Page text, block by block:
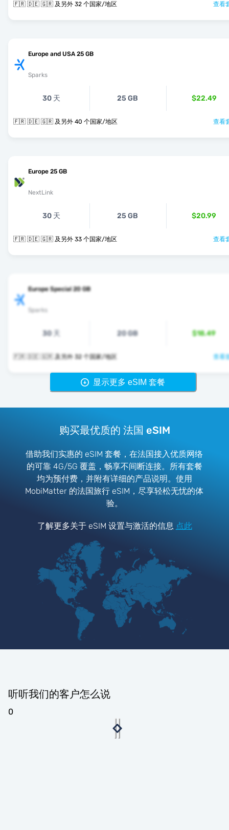
🇫🇷 🇩🇪 🇬🇷 及另外 32 个国家/地区 查看
Europe and USA 25 GB
Sparks
30 天 25 GB $22.49
🇫🇷 🇩🇪 🇬🇷 及另外 40 个国家/地区 查看
Europe 25 GB
NextLink
30 天 25 GB $20.99
🇫🇷 🇩🇪 🇬🇷 及另外 33 个国家/地区 查看
Europe Special 20 GB
Sparks
30 天 20 GB $18.49
🇫🇷 🇩🇪 🇬🇷 及另外 32 个国家/地区 查看
显示更多 eSIM 套餐
购买最优质的 法国 eSIM
借助我们实惠的 eSIM 套餐，在法国接入优质网络
的可靠 4G/5G 覆盖，畅享不间断连接。所有套餐
均为预付费，并附有详细的产品说明。使用
MobiMatter 的法国旅行 eSIM，尽享轻松无忧的体
验。
了解更多关于 eSIM 设置与激活的信息 点此
听听我们的客户怎么说
0